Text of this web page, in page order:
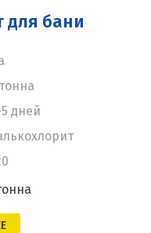
для бани
дней